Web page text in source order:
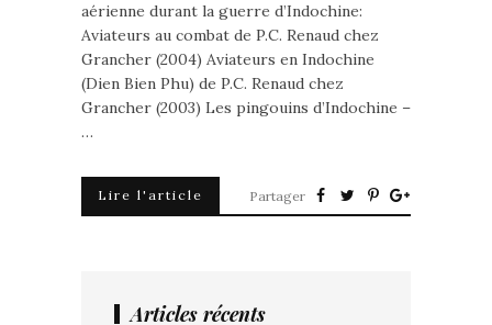
aérienne durant la guerre d’Indochine:
Aviateurs au combat de P.C. Renaud chez
Grancher (2004) Aviateurs en Indochine
(Dien Bien Phu) de P.C. Renaud chez
Grancher (2003) Les pingouins d’Indochine –
…
Lire l'article Partager
Articles récents